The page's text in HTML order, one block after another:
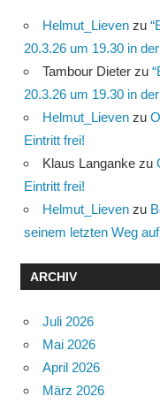
Helmut_Lieven zu
20.3.26 um 19.30 in
Tambour Dieter zu
20.3.26 um 19.30 in
Helmut_Lieven zu
Eintritt frei!
Klaus Langanke zu
Eintritt frei!
Helmut_Lieven zu
seinem letzten Weg
ARCHIV
Juli 2026
Mai 2026
April 2026
März 2026